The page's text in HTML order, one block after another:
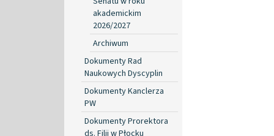
akademickim
2026/2027
Archiwum
Dokumenty Rad
Naukowych Dyscyplin
Dokumenty Kanclerza
PW
Dokumenty Prorektora
ds. Filii w Płocku